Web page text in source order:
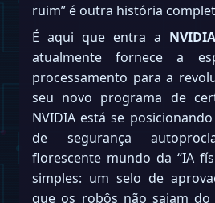
ruim” é outra história
É aqui que entra a NVIDIA
atualmente fornece a
processamento para a
seu novo programa de
NVIDIA está se
de segurança
florescente mundo da “IA
simples: um selo de
que os robôs não saiam